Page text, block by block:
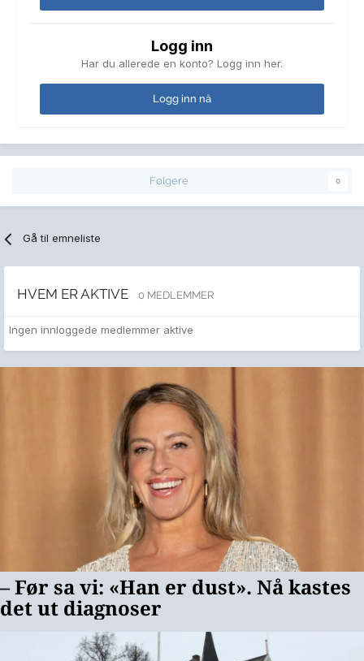
Logg inn
Har du allerede en konto? Logg inn her.
Logg inn nå
Følgere 0
Gå til emneliste
HVEM ER AKTIVE 0 MEDLEMMER
Ingen innloggede medlemmer aktive